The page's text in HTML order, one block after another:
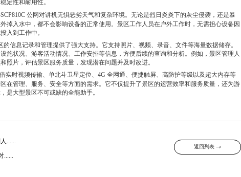
定性和耐用性。
C 公网对讲机无惧恶劣天气和复杂环境。无论是烈日炎炎下的灰尘侵袭，还是暴
掉入水中，都不会影响设备的正常使用。景区工作人员在户外工作时，无需担心设备因
入到工作中。
信息记录和管理提供了强大支持。它支持照片、视频、录音、文件等海量数据储存。
施状况、游客活动情况、工作安排等信息，方便后续的查询和分析。例如，景区管理人
照片，评估景区服务质量，发现潜在问题并及时改进。
实时视频传输、单北斗卫星定位、4G 全网通、便捷触屏、高防护等级以及超大内存等
在管理、服务、安全等方面的需求。它不仅提升了景区的运营效率和服务质量，还为游
是大型景区不可或缺的全能助手。
......
......
返回列表